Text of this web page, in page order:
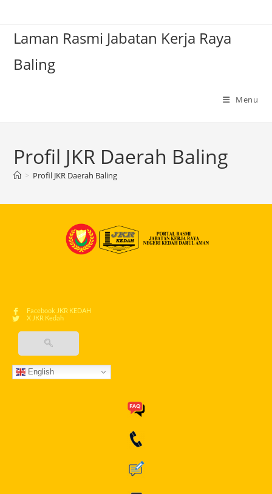
Laman Rasmi Jabatan Kerja Raya
Baling
Menu
Profil JKR Daerah Baling
> Profil JKR Daerah Baling
Facebook JKR KEDAH
X JKR Kedah
English